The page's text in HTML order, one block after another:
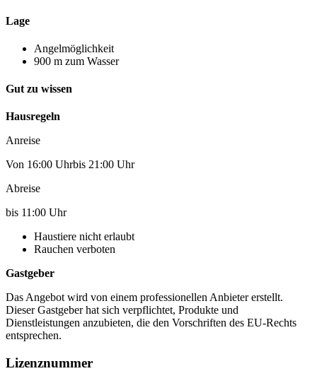
Lage
Angelmöglichkeit
900 m zum Wasser
Gut zu wissen
Hausregeln
Anreise
Von 16:00 Uhrbis 21:00 Uhr
Abreise
bis 11:00 Uhr
Haustiere nicht erlaubt
Rauchen verboten
Gastgeber
Das Angebot wird von einem professionellen Anbieter erstellt.
Dieser Gastgeber hat sich verpflichtet, Produkte und
Dienstleistungen anzubieten, die den Vorschriften des EU-Rechts
entsprechen.
Lizenznummer